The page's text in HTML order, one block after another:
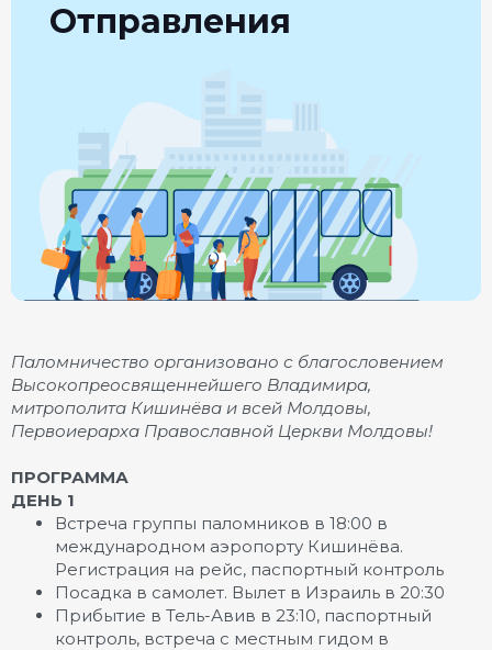
Отправления
Паломничество организовано с благословением
Высокопреосвященнейшего Владимира,
митрополита Кишинёва и всей Молдовы,
Первоиерарха Православной Церкви Молдовы!
ПРОГРАММА
ДЕНЬ 1
Встреча группы паломников в 18:00 в
международном аэропорту Кишинёва.
Регистрация на рейс, паспортный контроль
Посадка в самолет. Вылет в Израиль в 20:30
Прибытие в Тель-Авив в 23:10, паспортный
контроль, встреча с местным гидом в